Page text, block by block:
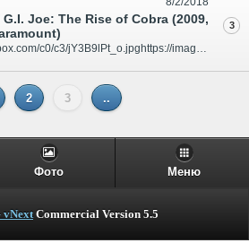
Joe: The Rise of Cobra (2009,
https://images2.imgbox.com/c0/c3/jY3B9lPt_o.jpghttps://images2.imgbox.com/a5/20/ljaTnqJK_o.jpg 2009 г., 118 мин., США Дистрибьютор: "Новый Диск" / "Paramount" Количество слоев: UHD Формат изображения: MPEG-H HEVC Video / 2160p, Ultra High Definition 16:9 (2.40:1) Звуковые дорожки: Русский Ду..
3
2 3 ..
Фото Меню
vNextCommercial Version 5.5